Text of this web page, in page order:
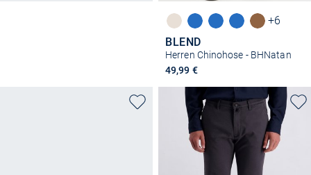
+6
BLEND
Herren Chinohose - BHNatan
49,99 €